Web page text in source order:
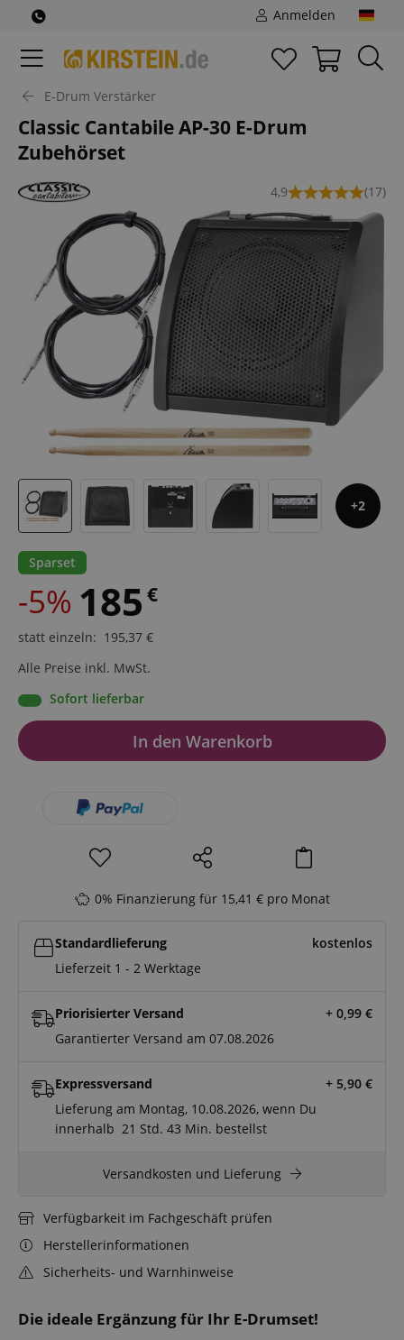
Anmelden
E-Drum Verstärker
Classic Cantabile AP-30 E-Drum
Zubehörset
4,9 (17)
2
Die ideale Ergänzung für Ihr E-Drumset!
Sparset
-5% 185 €
statt einzeln: 195,37 €
Alle Preise inkl. MwSt.
Sofort lieferbar
In den Warenkorb
0% Finanzierung für 15,41 € pro Monat
Standardlieferung
kostenlos
Lieferzeit 1 - 2 Werktage
Priorisierter Versand + 0,99 €
Garantierter Versand am 07.08.2026
Expressversand + 5,90 €
Lieferung am Montag, 10.08.2026, wenn Du
innerhalb 21 Std. 43 Min. bestellst
Versandkosten und Lieferung
Verfügbarkeit im Fachgeschäft prüfen
Herstellerinformationen
Sicherheits- und Warnhinweise